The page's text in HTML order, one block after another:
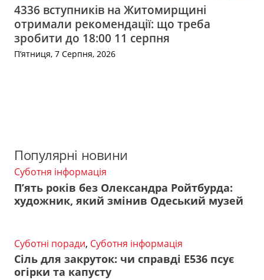
4336 вступників на Житомирщині
отримали рекомендації: що треба
зробити до 18:00 11 серпня
П’ятниця, 7 Серпня, 2026
Популярні новини
Суботня інформація
П’ять років без Олександра Ройтбурда:
художник, який змінив Одеський музей
Суботні поради, Суботня інформація
Сіль для закруток: чи справді Е536 псує
огірки та капусту